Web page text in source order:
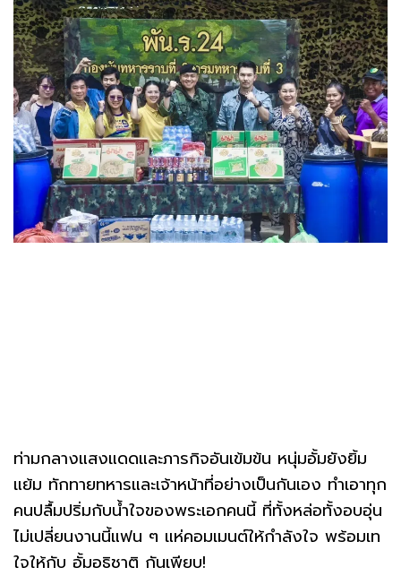
ท่ามกลางแสงแดดและภารกิจอันเข้มข้น หนุ่มอั้มยังยิ้ม
แย้ม ทักทายทหารและเจ้าหน้าที่อย่างเป็นกันเอง ทำเอาทุก
คนปลื้มปริ่มกับน้ำใจของพระเอกคนนี้ ที่ทั้งหล่อทั้งอบอุ่น
ไม่เปลี่ยนงานนี้แฟน ๆ แห่คอมเมนต์ให้กำลังใจ พร้อมเท
ใจให้กับ อั้มอธิชาติ กันเพียบ!